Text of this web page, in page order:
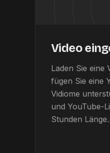
Video
Laden Sie eine
fügen Sie eine
Vidiome
und YouTube-
Stunden Länge.